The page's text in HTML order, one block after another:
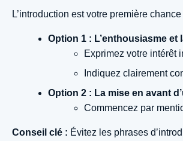
L’introduction est votre première
Option 1 : L’enthousiasme et
Exprimez votre intérêt
Indiquez clairement
Option 2 : La mise en avant
Commencez par
Conseil clé : Évitez les phrases